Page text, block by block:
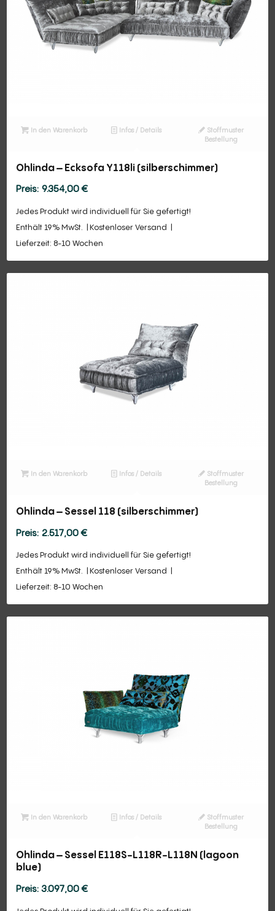
In den Warenkorb Infos / Details
Stoffmuster
Bestellung
Ohlinda – Ecksofa Y118li (silberschimmer)
9.354,00€
Jedes Produkt wird individuell für Sie gefertigt!
Enthält 19% MwSt.
Kostenloser Versand
Lieferzeit: 8-10 Wochen
In den Warenkorb Infos / Details
Stoffmuster
Bestellung
Ohlinda – Sessel 118 (silberschimmer)
2.517,00€
Jedes Produkt wird individuell für Sie gefertigt!
Enthält 19% MwSt.
Kostenloser Versand
Lieferzeit: 8-10 Wochen
In den Warenkorb Infos / Details
Stoffmuster
Bestellung
Ohlinda – Sessel E118S-L118R-L118N (lagoon
blue)
3.097,00€